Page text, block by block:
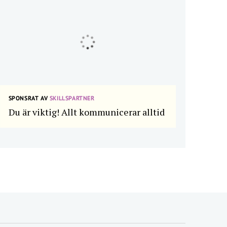
SPONSRAT AVSKILLSPARTNER
Du är viktig! Allt kommunicerar alltid